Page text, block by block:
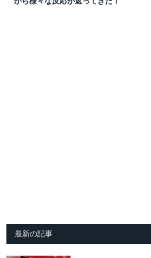
最新の記事